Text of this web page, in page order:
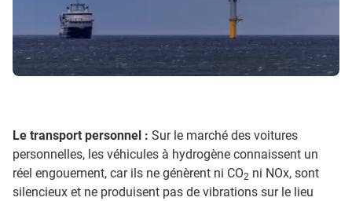
Le transport personnel : Sur le marché des voitures
personnelles, les véhicules à hydrogène connaissent un
réel engouement, car ils ne génèrent ni CO2 ni NOx, sont
silencieux et ne produisent pas de vibrations sur le lieu